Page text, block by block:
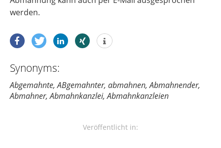
werden.
Synonyms:
Abgemahnte, ABgemahnter, abmahnen, Abmahnender,
Abmahner, Abmahnkanzlei, Abmahnkanzleien
Veröffentlicht in: